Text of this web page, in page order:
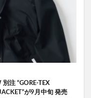
別注 “GORE-TEX
が9月中旬 発売